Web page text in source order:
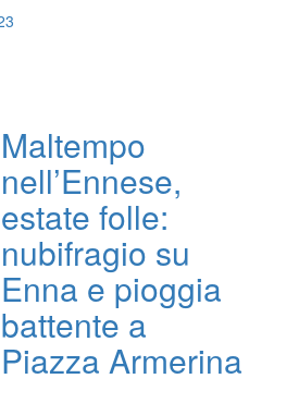
Maltempo
nell’Ennese,
estate folle:
nubifragio su
Enna e pioggia
battente a
Piazza Armerina